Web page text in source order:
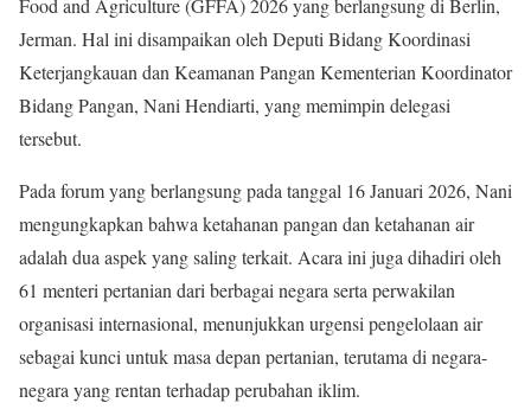
Food and Agriculture (GFFA) 2026 yang berlangsung di Berlin,
Jerman. Hal ini disampaikan oleh Deputi Bidang Koordinasi
Keterjangkauan dan Keamanan Pangan Kementerian Koordinator
Bidang Pangan, Nani Hendiarti, yang memimpin delegasi
tersebut.
Pada forum yang berlangsung pada tanggal 16 Januari 2026, Nani
mengungkapkan bahwa ketahanan pangan dan ketahanan air
adalah dua aspek yang saling terkait. Acara ini juga dihadiri oleh
61 menteri pertanian dari berbagai negara serta perwakilan
organisasi internasional, menunjukkan urgensi pengelolaan air
sebagai kunci untuk masa depan pertanian, terutama di negara-
negara yang rentan terhadap perubahan iklim.